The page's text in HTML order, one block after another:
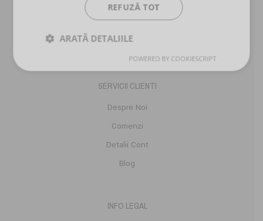
Reduceri Si Promotii
Stilizare Sprancene
SERVICII CLIENTI
Despre Noi
Comenzi
Detalii Cont
Blog
INFO LEGAL
REFUZĂ TOT
ARATĂ DETALIILE
POWERED BY COOKIESCRIPT